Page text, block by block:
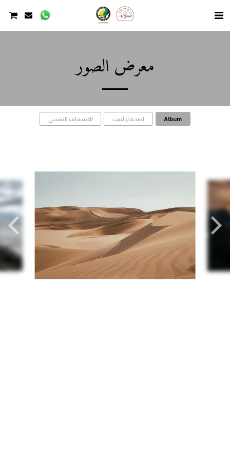
معرض الصور
Album اصدقاء لبيب الاسعاف النفسي